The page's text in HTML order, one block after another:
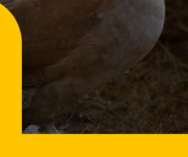
Restauración urbana y rural
Sostenibilidad para la conservación